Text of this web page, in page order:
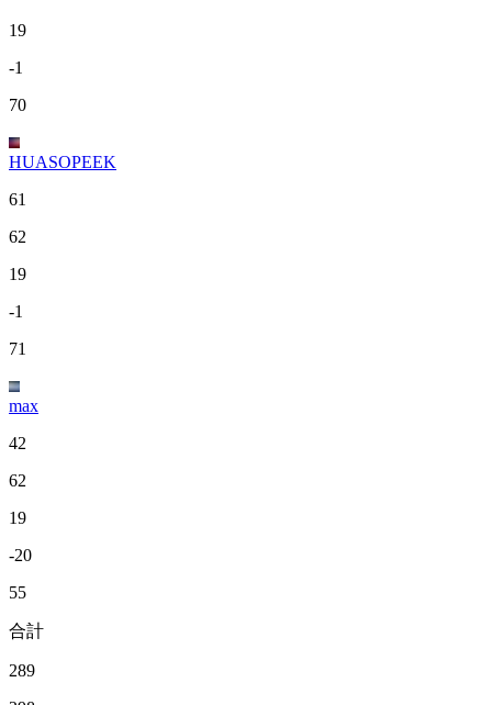
19
-1
70
HUASOPEEK
61
62
19
-1
71
max
42
62
19
-20
55
合計
289